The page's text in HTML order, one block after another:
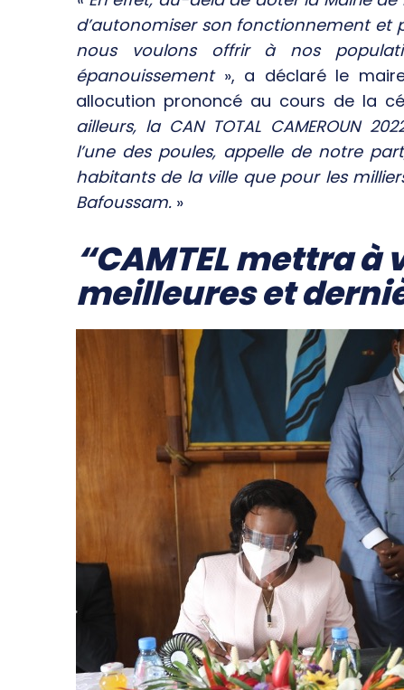
d’autonomiser son fonctionnement et
nous voulons offrir à nos
épanouissement», a déclaré le
allocution prononcé au cours de la
ailleurs, la CAN TOTAL CAMEROUN
l’une des poules, appelle de notre
habitants de la ville que pour les
Bafoussam. »
“CAMTEL mettra
meilleures et